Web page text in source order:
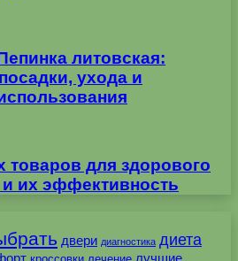
литовская:
ухода и
товаров для здорового
их эффективность
двери диагностика диета
лучшие